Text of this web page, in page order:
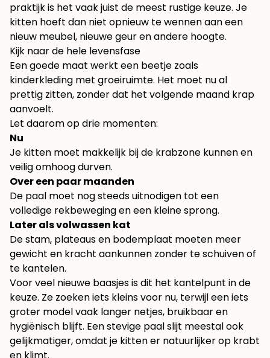
praktijk is het vaak juist de meest rustige keuze. Je
kitten hoeft dan niet opnieuw te wennen aan een
nieuw meubel, nieuwe geur en andere hoogte.
Kijk naar de hele levensfase
Een goede maat werkt een beetje zoals
kinderkleding met groeiruimte. Het moet nu al
prettig zitten, zonder dat het volgende maand krap
aanvoelt.
Let daarom op drie momenten:
Nu
Je kitten moet makkelijk bij de krabzone kunnen en
veilig omhoog durven.
Over een paar maanden
De paal moet nog steeds uitnodigen tot een
volledige rekbeweging en een kleine sprong.
Later als volwassen kat
De stam, plateaus en bodemplaat moeten meer
gewicht en kracht aankunnen zonder te schuiven of
te kantelen.
Voor veel nieuwe baasjes is dit het kantelpunt in de
keuze. Ze zoeken iets kleins voor nu, terwijl een iets
groter model vaak langer netjes, bruikbaar en
hygiënisch blijft. Een stevige paal slijt meestal ook
gelijkmatiger, omdat je kitten er natuurlijker op krabt
en klimt.